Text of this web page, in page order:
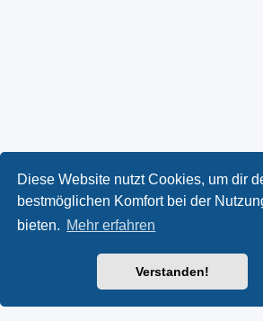
Diese Website nutzt Cookies, um dir
bestmöglichen Komfort bei der
bieten. Mehr erfahren
Verstanden!